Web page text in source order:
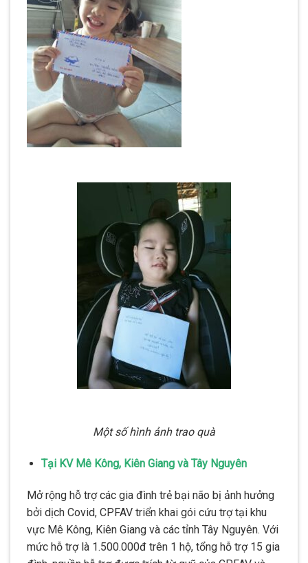
Một số hình ảnh trao quà
Tại KV Mê Kông, Kiên Giang và Tây Nguyên
Mở rộng hỗ trợ các gia đình trẻ bại não bị ảnh hưởng
bởi dịch Covid, CPFAV triển khai gói cứu trợ tại khu
vực Mê Kông, Kiên Giang và các tỉnh Tây Nguyên. Với
mức hỗ trợ là 1.500.000đ trên 1 hộ, tổng hỗ trợ 15 gia